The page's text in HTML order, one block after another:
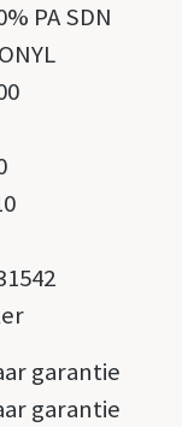
PA SDN
garantie
garantie